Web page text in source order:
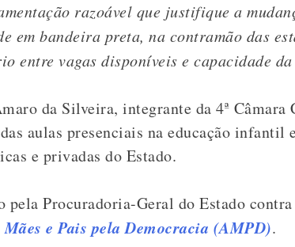
razoável que justifique a
em bandeira preta, na contramão das
entre vagas disponíveis e capacidade
da Silveira, integrante da 4ª Câmara
aulas presenciais na educação infantil
e privadas do Estado.
Procuradoria-Geral do Estado
e Pais pela Democracia (AMPD).